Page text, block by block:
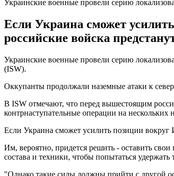
Украинские военные провели серию
Если Украина сможет
российские войска
Украинские военные провели серию
(ISW).
Оккупанты продолжали наземные атаки к
В ISW отмечают, что перед вышестоящим
контрнаступательные операции на нескольких
Если Украина сможет усилить позиции
Им, вероятно, придется решить - оставить
состава и техники, чтобы попытаться
"Однако такие силы должны прийти с другой